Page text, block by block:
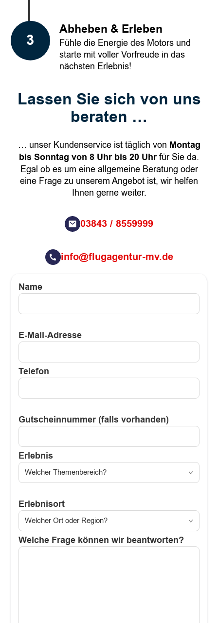
Abheben & Erleben
Fühle die Energie des Motors und
starte mit voller Vorfreude in das
nächsten Erlebnis!
Lassen Sie sich von uns
beraten …
… unser Kundenservice ist täglich von Montag
bis Sonntag von 8 Uhr bis 20 Uhr für Sie da.
Egal ob es um eine allgemeine Beratung oder
eine Frage zu unserem Angebot ist, wir helfen
Ihnen gerne weiter.
03843 / 8559999
info@flugagentur-mv.de
Name
E-Mail-Adresse
Telefon
Gutscheinnummer (falls vorhanden)
Erlebnis
Erlebnisort
Welche Frage können wir beantworten?